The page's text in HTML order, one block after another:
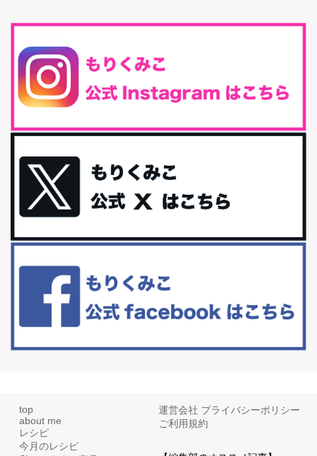
腸内環境を整えることは、健康維持の中でいっちばん大事！だと私
は思っています。 ヒトの免...
iHerb特大セール終了間近！みんな何買う？
最近お風呂上がりの炭酸水をシリカシリカにしているんだけど確か
今回は、最近毎回定期的に購入している「楽天ふるさと納税」の返
礼品トップ５を紹介します。今までいろ...
更年期を穏やかに乗りきるために今できる５つのこと。
アラフィフからの体と心の整え方。 私も気づけばアラフィフ、これ
といった更年期症状はまだ...
白髪・美容・免疫力、現代人に足りないのは海藻！
リーブオイルorごま油をたらす。&n...
top
about me
レシピ
今月のレシピ
運営会社 プライバシーポリシー
ご利用規約